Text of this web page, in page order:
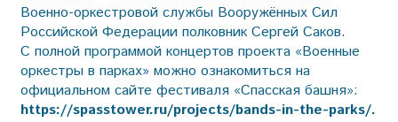
Военно-оркестровой службы Вооружённых Сил
Российской Федерации полковник Сергей Саков.
С полной программой концертов проекта «Военные
оркестры в парках» можно ознакомиться на
официальном сайте фестиваля «Спасская башня»:
https://spasstower.ru/projects/bands-in-the-parks/.